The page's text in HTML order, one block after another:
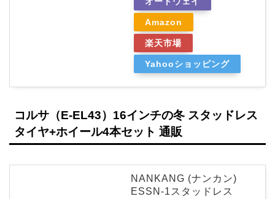
Amazon
楽天市場
Yahooショッピング
コルサ（E-EL43）16インチの冬 スタッドレス
タイヤ+ホイール4本セット 通販
NANKANG (ナンカン)
ESSN-1スタッドレス